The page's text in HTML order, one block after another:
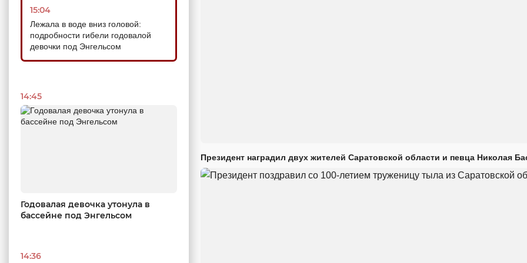
15:04
Лежала в воде вниз головой:
подробности гибели годовалой
девочки под Энгельсом
14:45
Годовалая девочка утонула в
бассейне под Энгельсом
14:36
Президент наградил двух жителей Саратовской области и певца Николая